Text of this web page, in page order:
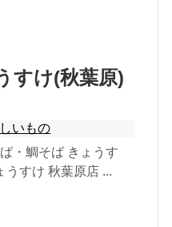
すけ(秋葉原)
いもの
・鯛そば きょうす
うすけ 秋葉原店 ...